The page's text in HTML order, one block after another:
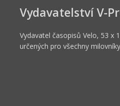
Vydavatelství V-
Vydavatel časopisů Velo, 53 x
určených pro všechny